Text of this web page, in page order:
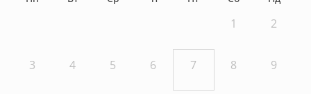
1 2
3 4 5 6 7 8 9